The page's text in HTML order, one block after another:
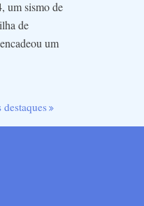
um sismo de
de
um